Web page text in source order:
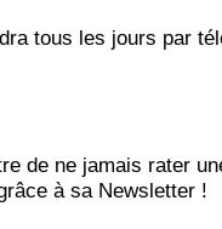
tous les jours par
de ne jamais rater
à sa Newsletter !